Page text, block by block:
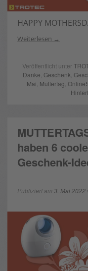
HAPPY
Weiterlesen
Veröffentlicht unter
Danke Geschenk
Mai Muttertag
haben 6
Geschenk-
Publiziert am 3. Mai 2022